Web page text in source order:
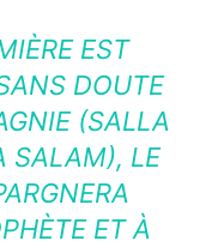
EST
DOUTE
(SALLA
SALAM), LE
ET À